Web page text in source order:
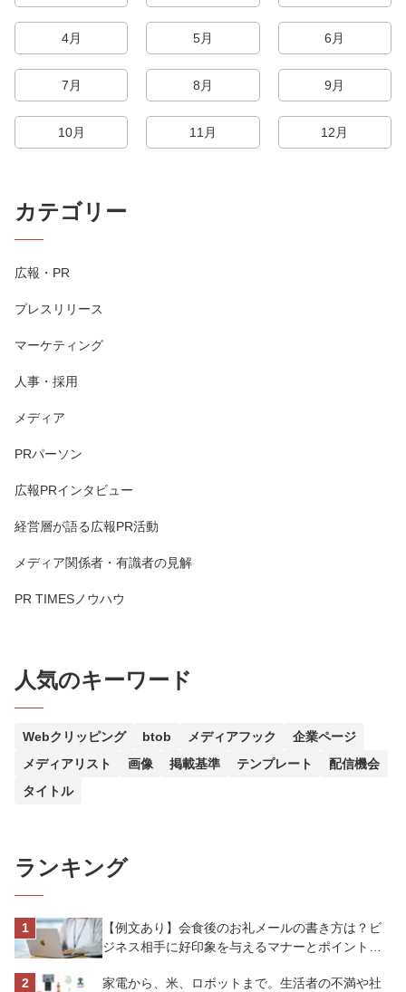
4月 5月 6月
7月 8月 9月
10月 11月 12月
カテゴリー
広報・PR
プレスリリース
マーケティング
人事・採用
メディア
PRパーソン
広報PRインタビュー
経営層が語る広報PR活動
メディア関係者・有識者の見解
PR TIMESノウハウ
人気のキーワード
Webクリッピング btob メディアフック
企業ページ
メディアリスト
画像 掲載基準 テンプレート
配信機会
タイトル
ランキング
【例文あり】会食後のお礼メールの書き方は？ビ
ジネス相手に好印象を与えるマナーとポイントを
家電から、米、ロボットまで。生活者の不満や社